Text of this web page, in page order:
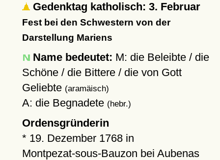
Gedenktag katholisch: 3. Februar
Fest bei den Schwestern von der
Darstellung Mariens
Name bedeutet: M: die Beleibte / die
Schöne / die Bittere / die von Gott
Geliebte (aramäisch)
A: die Begnadete (hebr.)
Ordensgründerin
* 19. Dezember 1768in
Montpezat-sous-Bauzon bei Aubenas